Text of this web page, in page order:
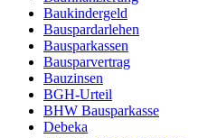
Baukindergeld
Bauspardarlehen
Bausparkassen
Bausparvertrag
Bauzinsen
BGH-Urteil
BHW Bausparkasse
Debeka